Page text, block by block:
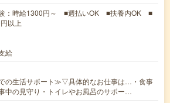
：時給1300円～ ■週払いOK ■扶養内OK ■
以上
給
の生活サポート≫▽具体的なお仕事は…・食事
中の見守り・トイレやお風呂のサポー…